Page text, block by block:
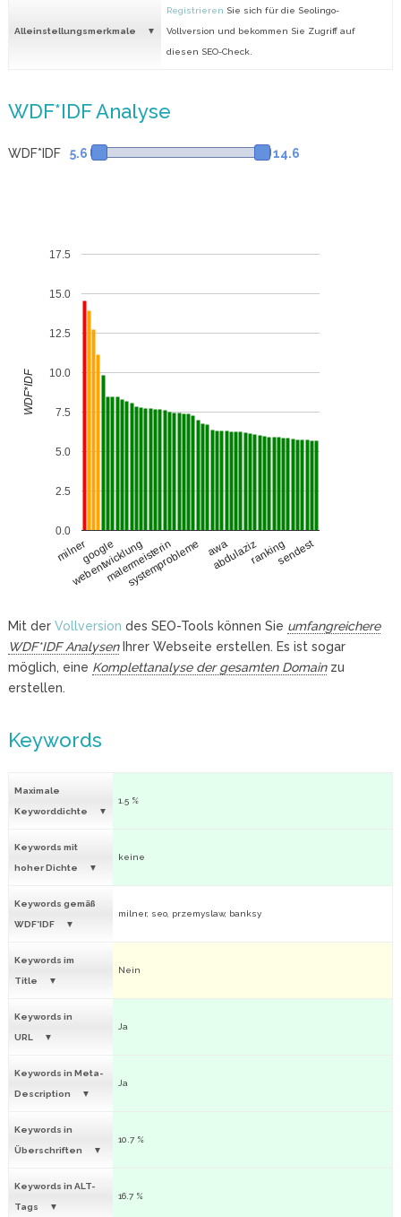
Alleinstellungsmerkmale
Registrieren Sie sich für die Seolingo-
Vollversion und bekommen Sie Zugriff auf
diesen SEO-Check.
WDF*IDF Analyse
WDF*IDF 5.6 14.6
milnergoogle
webentwicklung
malermeisterin
systemprobleme awa
abdulazizrankingsendest
0.0
2.5
5.0
7.5
10.0
12.5
15.0
17.5
WDF*IDF
Mit der Vollversion des SEO-Tools können Sie umfangreichere
WDF*IDF AnalysenIhrer Webseite erstellen. Es ist sogar
möglich, eine Komplettanalyse der gesamten Domainzu
erstellen.
Keywords
Maximale
Keyworddichte
1.5 %
Keywords mit
hoher Dichte
keine
Keywords gemäß
WDF*IDF
milner, seo, przemyslaw, banksy
Keywords im
Title
Nein
Keywords in
URL
Ja
Keywords in Meta-
Description
Ja
Keywords in
Überschriften
10.7 %
Keywords in ALT-
Tags
16.7 %